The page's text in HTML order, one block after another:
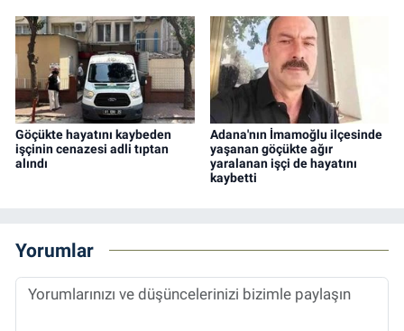
Göçükte hayatını kaybeden
işçinin cenazesi adli tıptan
alındı
Adana'nın İmamoğlu ilçesinde
yaşanan göçükte ağır
yaralanan işçi de hayatını
kaybetti
Yorumlar